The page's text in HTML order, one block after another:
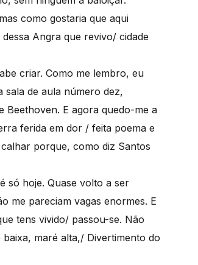
como gostaria que aqui
Angra que revivo/ cidade
criar. Como me lembro, eu
sala de aula número dez,
Beethoven. E agora quedo-me a
ferida em dor / feita poema e
porque, como diz Santos
só hoje. Quase volto a ser
me pareciam vagas enormes. E
tens vivido/ passou-se. Não
maré alta,/ Divertimento do